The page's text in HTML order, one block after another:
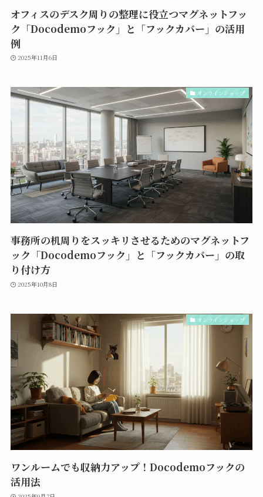
オフィスのデスク周りの整理に役立つマグネットフッ
ク「Docodemoフック」と「フックカバー」の活用
例
2025年11月6日
オンラインショップ
事務所の机周りをスッキリさせるためのマグネットフ
ック「Docodemoフック」と「フックカバー」の取
り付け方
2025年10月8日
オンラインショップ
ワンルームでも収納力アップ！Docodemoフックの
活用法